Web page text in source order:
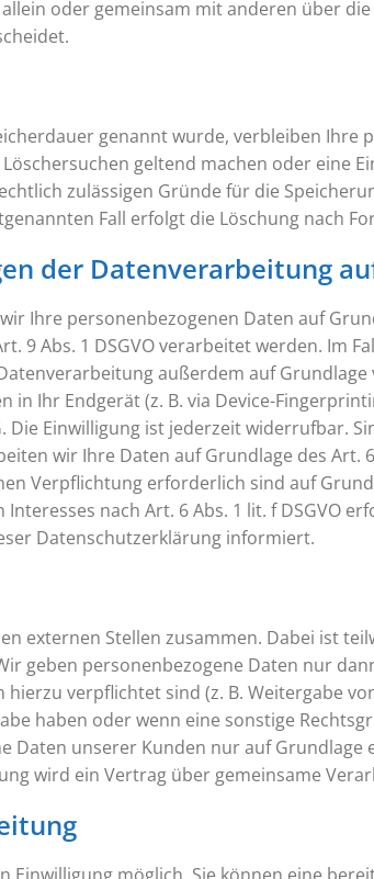
oder gemeinsam mit anderen über
genannt wurde, verbleiben Ihre
geltend machen oder eine
zulässigen Gründe für die
Fall erfolgt die Löschung nach
der Datenverarbeitung
Ihre personenbezogenen Daten auf
9 Abs. 1 DSGVO verarbeitet werden. Im
außerdem auf Grundlage
Ihr Endgerät (z. B. via Device-
Die Einwilligung ist jederzeit widerrufbar.
wir Ihre Daten auf Grundlage des Art. 6
Verpflichtung erforderlich sind auf
nach Art. 6 Abs. 1 lit. f DSGVO
Datenschutzerklärung informiert.
externen Stellen zusammen. Dabei ist
geben personenbezogene Daten nur
verpflichtet sind (z. B. Weitergabe
haben oder wenn eine sonstige
Daten unserer Kunden nur auf Grundlage
wird ein Vertrag über gemeinsame